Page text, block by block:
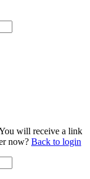
will receive a link
now? Back to login